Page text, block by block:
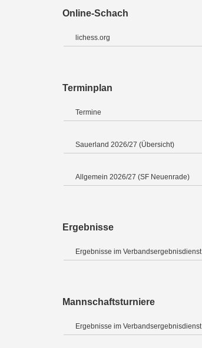
Online-Schach
lichess.org
Terminplan
Termine
Sauerland 2026/27 (Übersicht)
Allgemein 2026/27 (SF Neuenrade)
Ergebnisse
Ergebnisse im Verbandsergebnisdienst
Mannschaftsturniere
Ergebnisse im Verbandsergebnisdienst